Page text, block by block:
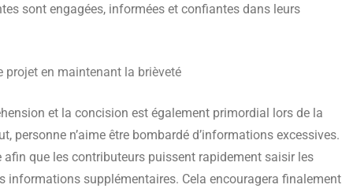
sont engagées, informées et confiantes dans leurs
en maintenant la brièveté
et la concision est également primordial lors de la
personne n’aime être bombardé d’informations excessives.
que les contributeurs puissent rapidement saisir les
informations supplémentaires. Cela encouragera finalement